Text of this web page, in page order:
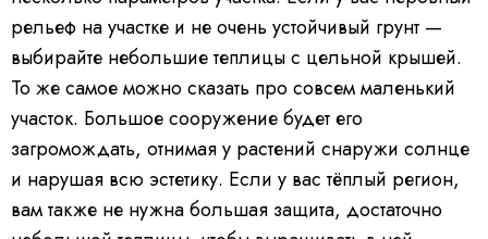
рельеф на участке и не очень устойчивый грунт —
выбирайте небольшие теплицы с цельной крышей.
То же самое можно сказать про совсем маленький
участок. Большое сооружение будет его
загромождать, отнимая у растений снаружи солнце
и нарушая всю эстетику. Если у вас тёплый регион,
вам также не нужна большая защита, достаточно